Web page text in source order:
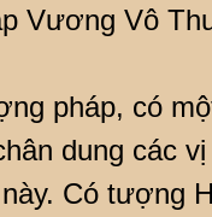
Vương Vô
pháp, có
dung các
Có tượng